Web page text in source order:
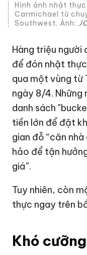
Hình ảnh nhật
Carmichael từ
Southwest. Ảnh:
Hàng triệu người
để đón nhật
qua một vùng từ
ngày 8/4.
danh sách
tiền lớn để đặt
gian đỗ “căn
hảo để tận
giá”.
Tuy nhiên, còn
thực ngay trên
Khó cưỡng